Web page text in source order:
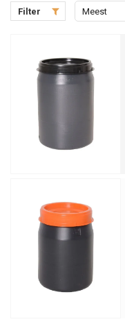
Filter
Meest